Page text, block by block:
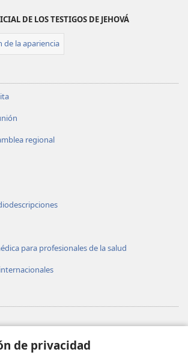
de privacidad
DE LOS TESTIGOS DE JEHOVÁ
de la apariencia
regional
para profesionales de la salud